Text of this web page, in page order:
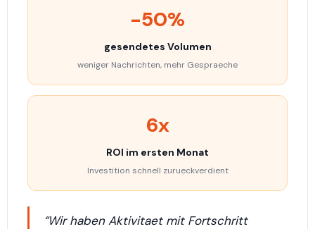
-50%
gesendetes Volumen
weniger Nachrichten, mehr Gespraeche
6x
ROI im ersten Monat
Investition schnell zurueckverdient
“Wir haben Aktivitaet mit Fortschritt